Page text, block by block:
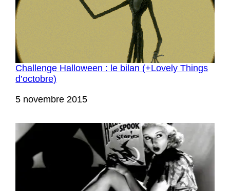
Challenge Halloween : le bilan (+Lovely Things
d’octobre)
Date
5 novembre 2015